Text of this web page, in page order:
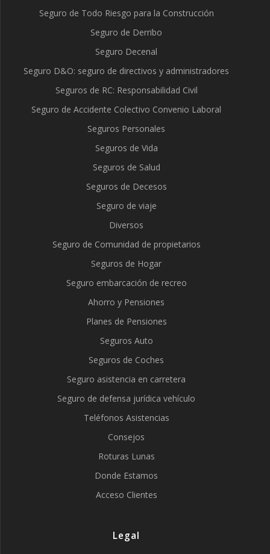
Seguro de Todo Riesgo para la Construcción
Seguro de Derribo
Seguro Decenal
Seguro D&O: seguro de directivos y administradores
Seguros de RC: Responsabilidad Civil
Seguro de Accidente Colectivo Convenio Laboral
Seguros Personales
Seguros de Vida
Seguros de Salud
Seguros de Decesos
Seguro de viaje
Diversos
Seguro de Comunidad de propietarios
Seguros de Hogar
Seguro embarcación de recreo
Ahorro y Pensiones
Planes de Pensiones
Seguros Auto
Seguros de Coches
Seguro asistencia en carretera
Seguro de defensa jurídica vehículo
Teléfonos Asistencias
Consejos
Roturas Lunas
Donde Estamos
Acceso Clientes
Legal